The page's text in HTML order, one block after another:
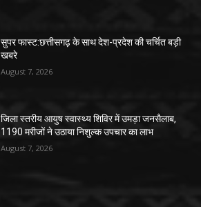
सुपर फास्ट:छत्तीसगढ़ के साथ देश-प्रदेश की चर्चित बड़ी
खबरे
August 7, 2026
जिला स्तरीय आयुष स्वास्थ्य शिविर में उमड़ा जनसैलाब,
1190 मरीजों ने उठाया निशुल्क उपचार का लाभ
August 7, 2026